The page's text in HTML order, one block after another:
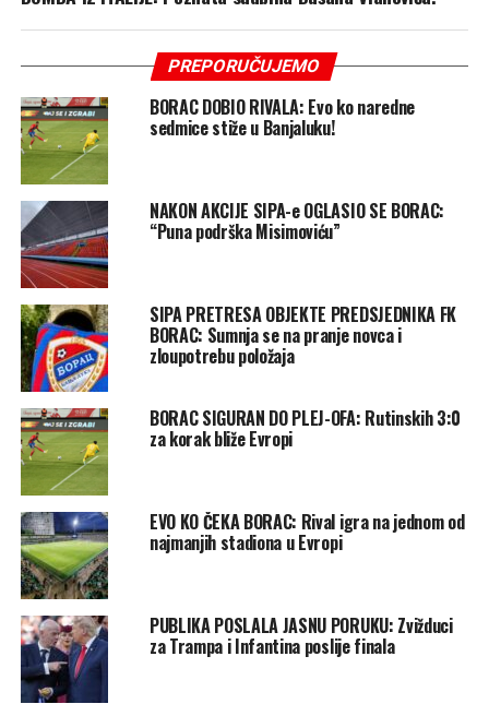
PREPORUČUJEMO
BORAC DOBIO RIVALA: Evo ko naredne
sedmice stiže u Banjaluku!
NAKON AKCIJE SIPA-e OGLASIO SE BORAC:
“Puna podrška Misimoviću”
SIPA PRETRESA OBJEKTE PREDSJEDNIKA FK
BORAC: Sumnja se na pranje novca i
zloupotrebu položaja
BORAC SIGURAN DO PLEJ-OFA: Rutinskih 3:0
za korak bliže Evropi
EVO KO ČEKA BORAC: Rival igra na jednom od
najmanjih stadiona u Evropi
PUBLIKA POSLALA JASNU PORUKU: Zvižduci
za Trampa i Infantina poslije finala